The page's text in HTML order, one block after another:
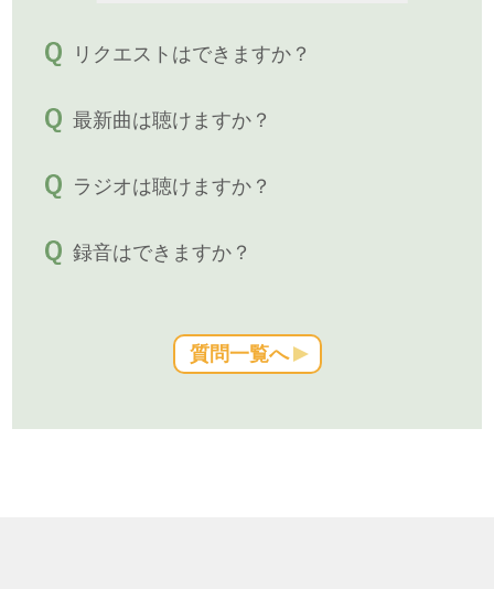
リクエストはできますか？
最新曲は聴けますか？
ラジオは聴けますか？
録音はできますか？
質問一覧へ